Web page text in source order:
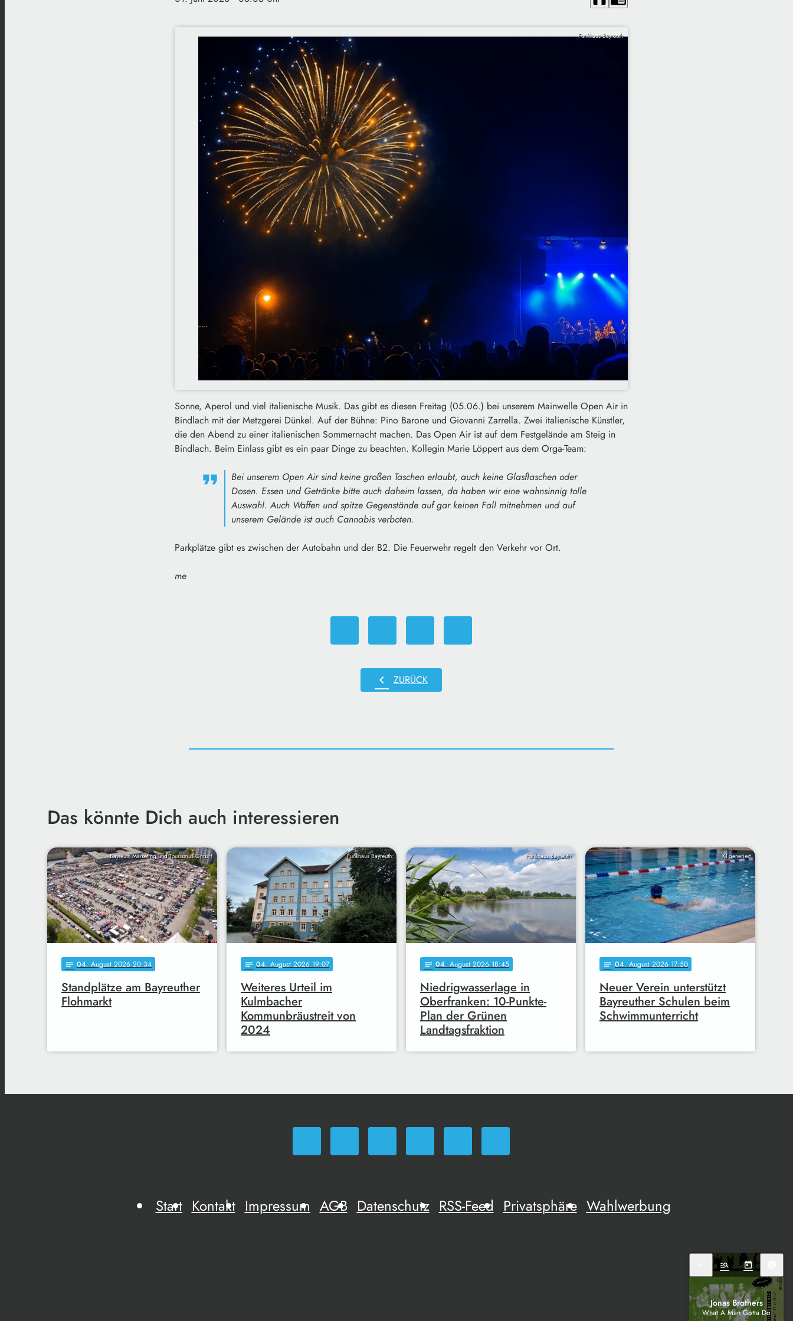
Funkhaus Bayreuth
Sonne, Aperol und viel italienische Musik. Das gibt es diesen Freitag (05.06.) bei unserem Mainwelle Open Air in
Bindlach mit der Metzgerei Dünkel. Auf der Bühne: Pino Barone und Giovanni Zarrella. Zwei italienische Künstler,
die den Abend zu einer italienischen Sommernacht machen. Das Open Air ist auf dem Festgelände am Steig in
Bindlach. Beim Einlass gibt es ein paar Dinge zu beachten. Kollegin Marie Löppert aus dem Orga-Team:
Bei unserem Open Air sind keine großen Taschen erlaubt, auch keine Glasflaschen oder
Dosen. Essen und Getränke bitte auch daheim lassen, da haben wir eine wahnsinnig tolle
Auswahl. Auch Waffen und spitze Gegenstände auf gar keinen Fall mitnehmen und auf
unserem Gelände ist auch Cannabis verboten.
Parkplätze gibt es zwischen der Autobahn und der B2. Die Feuerwehr regelt den Verkehr vor Ort.
me
chevron_left ZURÜCK
Das könnte Dich auch interessieren
Bayreuth Marketing und Tourismus GmbH
notes 04. August 2026 20:34
Standplätze am Bayreuther
Flohmarkt
Funkhaus Bayreuth
notes 04. August 2026 19:07
Weiteres Urteil im
Kulmbacher
Kommunbräustreit von
2024
Funkhaus Bayreuth
notes 04. August 2026 18:45
Niedrigwasserlage in
Oberfranken: 10-Punkte-
Plan der Grünen
Landtagsfraktion
KI generiert
notes 04. August 2026 17:50
Neuer Verein unterstützt
Bayreuther Schulen beim
Schwimmunterricht
Start Kontakt Impressum AGB Datenschutz RSS-Feed Privatsphäre Wahlwerbung
manage_search today
Jonas Brothers
What A Man Gotta Do